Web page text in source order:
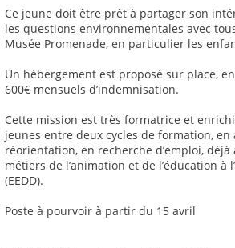
Ce jeune doit être prêt à partager son
les questions environnementales avec
Musée Promenade, en particulier les
Un hébergement est proposé sur place,
600€ mensuels d’indemnisation.
Cette mission est très formatrice et
jeunes entre deux cycles de formation, en
réorientation, en recherche d’emploi,
métiers de l’animation et de l’éducation à
(EEDD).
Poste à pourvoir à partir du 15 avril